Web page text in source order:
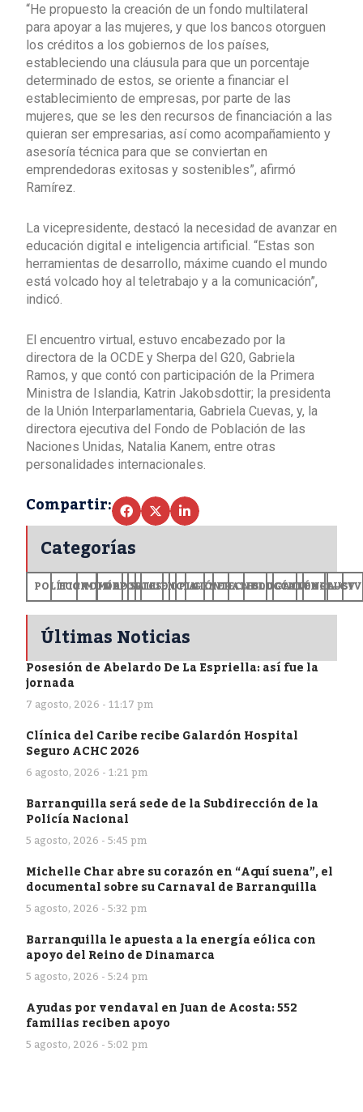
“He propuesto la creación de un fondo multilateral
para apoyar a las mujeres, y que los bancos otorguen
los créditos a los gobiernos de los países,
estableciendo una cláusula para que un porcentaje
determinado de estos, se oriente a financiar el
establecimiento de empresas, por parte de las
mujeres, que se les den recursos de financiación a las
quieran ser empresarias, así como acompañamiento y
asesoría técnica para que se conviertan en
emprendedoras exitosas y sostenibles”, afirmó
Ramírez.
La vicepresidente, destacó la necesidad de avanzar en
educación digital e inteligencia artificial. “Estas son
herramientas de desarrollo, máxime cuando el mundo
está volcado hoy al teletrabajo y a la comunicación”,
indicó.
El encuentro virtual, estuvo encabezado por la
directora de la OCDE y Sherpa del G20, Gabriela
Ramos, y que contó con participación de la Primera
Ministra de Islandia, Katrin Jakobsdottir; la presidenta
de la Unión Interparlamentaria, Gabriela Cuevas, y, la
directora ejecutiva del Fondo de Población de las
Naciones Unidas, Natalia Kanem, entre otras
personalidades internacionales.
Compartir:
Categorías
POLÍTICA
ECONOMÍA
MUNDODEPORTES
SALUDCIENCIA
OPINIÓN
GENERALES
TECNOLOGÍA
EDUCACIÓN
CULTURA+CV
Últimas Noticias
Posesión de Abelardo De La Espriella: así fue la
jornada
7 agosto, 2026 - 11:17 pm
Clínica del Caribe recibe Galardón Hospital
Seguro ACHC 2026
6 agosto, 2026 - 1:21 pm
Barranquilla será sede de la Subdirección de la
Policía Nacional
5 agosto, 2026 - 5:45 pm
Michelle Char abre su corazón en “Aquí suena”, el
documental sobre su Carnaval de Barranquilla
5 agosto, 2026 - 5:32 pm
Barranquilla le apuesta a la energía eólica con
apoyo del Reino de Dinamarca
5 agosto, 2026 - 5:24 pm
Ayudas por vendaval en Juan de Acosta: 552
familias reciben apoyo
5 agosto, 2026 - 5:02 pm